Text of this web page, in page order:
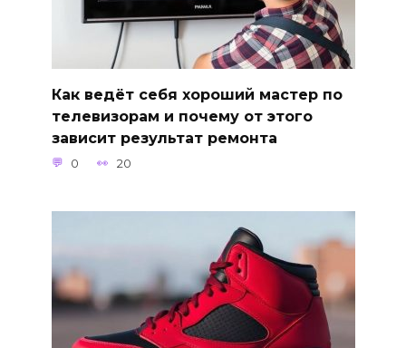
Как ведёт себя хороший мастер по
телевизорам и почему от этого
зависит результат ремонта
0 20